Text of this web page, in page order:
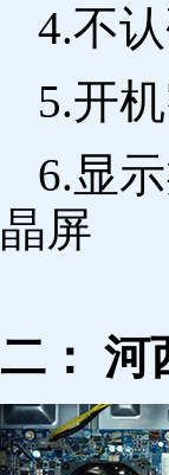
4.不
5.开
6.显
晶屏
二： 河